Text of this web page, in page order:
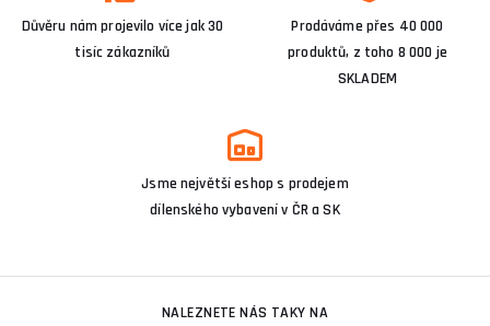
Důvěru nám projevilo více jak 30
tisíc zákazníků
Prodáváme přes 40 000
produktů, z toho 8 000 je
SKLADEM
Jsme největší eshop s prodejem
dílenského vybavení v ČR a SK
NALEZNETE NÁS TAKY NA